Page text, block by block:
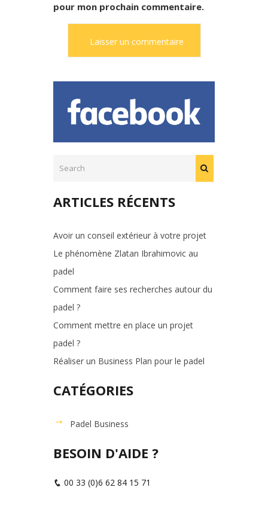
pour mon prochain commentaire.
ARTICLES RÉCENTS
Avoir un conseil extérieur à votre projet
Le phénomène Zlatan Ibrahimovic au
padel
Comment faire ses recherches autour du
padel ?
Comment mettre en place un projet
padel ?
Réaliser un Business Plan pour le padel
CATÉGORIES
Padel Business
BESOIN D'AIDE ?
00 33 (0)6 62 84 15 71